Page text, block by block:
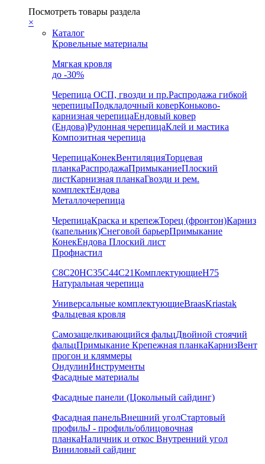
Посмотреть товары раздела
×
Каталог
Кровельные материалы
Мягкая кровля
до -30%
Черепица ОСП, гвозди и пр.Распродажа гибкой
черепицыПодкладочный коверКоньково-
карнизная черепицаЕндовый ковер
(Ендова)Рулонная черепицаКлей и мастика
Композитная черепица
ЧерепицаКонекВентиляцияТорцевая
планкаРаспродажаПримыканиеПлоский
листКарнизная планкаГвозди и рем.
комплектЕндова
Металлочерепица
ЧерепицаКраска и крепежТорец (фронтон)Карниз
(капельник)Снеговой барьерПримыкание
КонекЕндова Плоский лист
Профнастил
С8С20НС35С44С21КомплектующиеН75
Натуральная черепица
Универсальные комплектующиеBraasKriastak
Фальцевая кровля
Самозащелкивающийся фальцДвойной стоячий
фальцПримыкание Крепежная планкаКарнизВент
прогон и кляммеры
ОндулинИнструменты
Фасадные материалы
Фасадные панели (Цокольный сайдинг)
Фасадная панельВнешний уголСтартовый
профильJ - профиль/облицовочная
планкаНаличник и откос Внутренний угол
Виниловый сайдинг